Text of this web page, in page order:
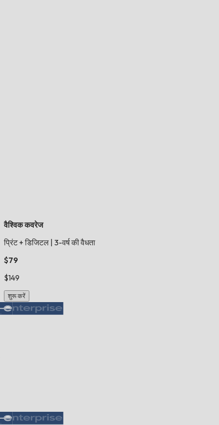
वैश्विक कवरेज
प्रिंट + डिजिटल 3-वर्ष की वैधता
$79
$149
शुरू करें